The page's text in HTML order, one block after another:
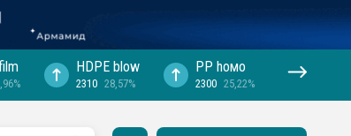
HDPE blow
2310 28,57%
PP hомо
2300 25,22%